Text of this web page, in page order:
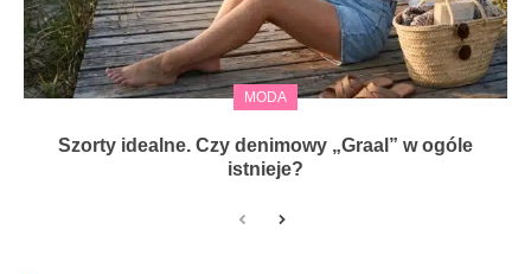
MODA
Szorty idealne. Czy denimowy „Graal” w ogóle
istnieje?